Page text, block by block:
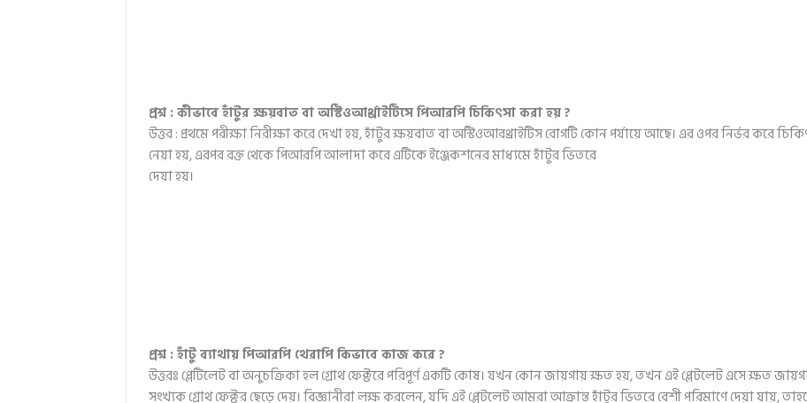
প্রশ্ন : কীভাবে হাঁটুর ক্ষয়বাত বা অস্টিওআর্থ্রাইটিসে পিআরপি চিকিৎসা করা হয় ?
উত্তর : প্রথমে পরীক্ষা নিরীক্ষা করে দেখা হয়, হাঁটুর ক্ষয়বাত বা অস্টিওআরথ্রাইটিস রোগটি কোন পর্যায়ে আছে। এর ওপর নির্ভর করে
নেয়া হয়, এরপর রক্ত থেকে পিআরপি আলাদা করে এটিকে ইঞ্জেকশনের মাধ্যমে হাঁটুর ভিতরে
দেয়া হয়।
প্রশ্ন : হাঁটু ব্যাথায় পিআরপি থেরাপি কিভাবে কাজ করে ?
উত্তরঃ প্লেটিলেট বা অনুচক্রিকা হল গ্রোথ ফেক্টরে পরিপূর্ণ একটি কোষ। যখন কোন জায়গায় ক্ষত হয়, তখন এই প্লেটলেট এসে ক্ষত
সংখ্যক গ্রোথ ফেক্টর ছেড়ে দেয়। বিজ্ঞানীরা লক্ষ করলেন, যদি এই প্লেটলেট আমরা আক্রান্ত হাঁটুর ভিতরে বেশী পরিমাণে দেয়া যায়,